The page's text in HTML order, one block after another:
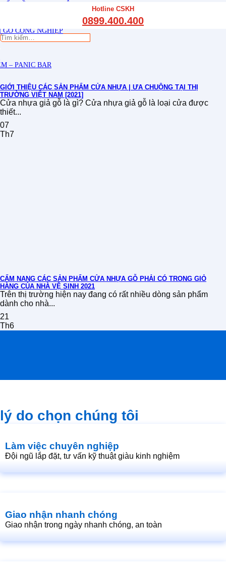
GỖ CÔNG NGHIỆP
– PANIC BAR
Hotline CSKH
0899.400.400
Tìm
GIỚI THIỆU CÁC SẢN PHẨM CỬA NHỰA | ƯA CHUỘNG TẠI THỊ
TRƯỜNG VIỆT NAM [2021]
Cửa nhựa giả gỗ là gì? Cửa nhựa giả gỗ là loại cửa được
thiết...
07
Th7
CẨM NANG CÁC SẢN PHẨM CỬA NHỰA GỖ PHẢI CÓ TRONG GIỎ
HÀNG CỦA NHÀ VỆ SINH 2021
Trên thị trường hiện nay đang có rất nhiều dòng sản phẩm
dành cho nhà...
21
Th6
lý do chọn chúng tôi
Làm việc chuyên nghiệp
Đội ngũ lắp đặt, tư vấn kỹ thuật giàu kinh nghiệm
Giao nhận nhanh chóng
Giao nhận trong ngày nhanh chóng, an toàn